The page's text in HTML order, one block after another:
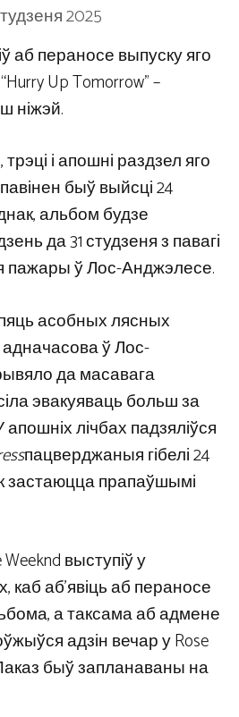
2025
аб пераносе выпуску яго
Up Tomorrow” –
ніжэй.
трэці і апошні раздзел яго
павінен быў выйсці 24
альбом будзе
да 31 студзеня з павагі
пажары ў Лос-Анджэлесе.
асобных лясных
ў Лос-
да масавага
эвакуяваць больш за
лічбах падзяліўся
пацверджаныя гібелі 24
застаюцца прапаўшымі
выступіў у
каб аб’явіць аб пераносе
а таксама аб адмене
адзін вечар у Rose
быў запланаваны на